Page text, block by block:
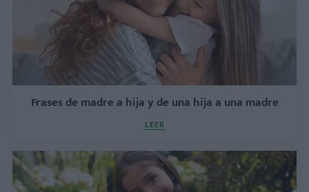
Frases de madre a hija y de una hija a una madre
LEER